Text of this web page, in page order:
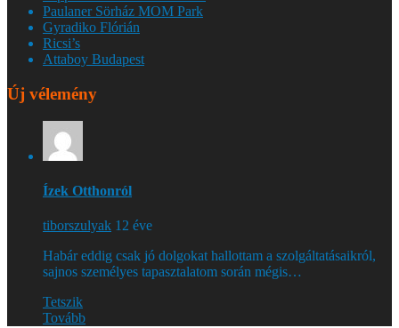
Paulaner Sörház MOM Park
Gyradiko Flórián
Ricsi’s
Attaboy Budapest
Új vélemény
Ízek Otthonról
tiborszulyak 12 éve
Habár eddig csak jó dolgokat hallottam a szolgáltatásaikról,
sajnos személyes tapasztalatom során mégis…
Tetszik
Tovább